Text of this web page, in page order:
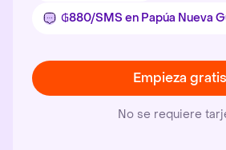
₲880/SMS en Papúa Nueva
Empieza gratis
No se requiere